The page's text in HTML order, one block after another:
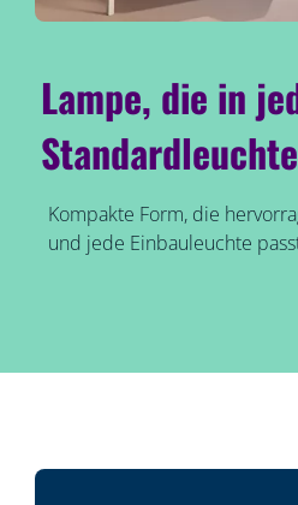
Lampe, die in
Kompakte Form, die
und jede Einbauleuchte